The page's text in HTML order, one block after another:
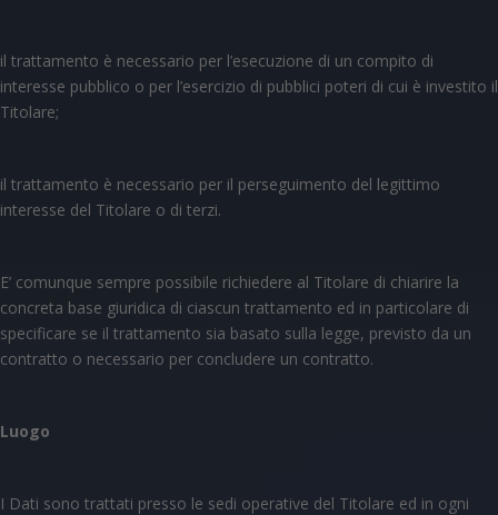
il trattamento è necessario per l’esecuzione di un compito di
interesse pubblico o per l’esercizio di pubblici poteri di cui è investito il
Titolare;
il trattamento è necessario per il perseguimento del legittimo
interesse del Titolare o di terzi.
E’ comunque sempre possibile richiedere al Titolare di chiarire la
concreta base giuridica di ciascun trattamento ed in particolare di
specificare se il trattamento sia basato sulla legge, previsto da un
contratto o necessario per concludere un contratto.
Luogo
I Dati sono trattati presso le sedi operative del Titolare ed in ogni